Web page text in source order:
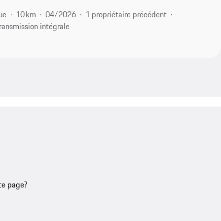
10 km 04/2026
1 propriétaire précédent
intégrale
page?